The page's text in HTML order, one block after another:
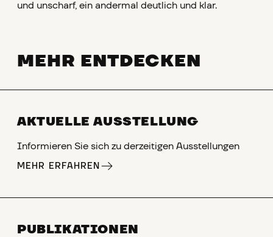
und unscharf, ein andermal deutlich und klar.
MEHR ENTDECKEN
AKTUELLE AUSSTELLUNG
Informieren Sie sich zu derzeitigen Ausstellungen
MEHR ERFAHREN
PUBLIKATIONEN